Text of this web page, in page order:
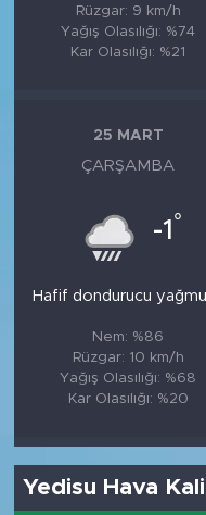
Rüzgar: 9 km/h
Yağış Olasılığı: %74
Kar Olasılığı: %21
25 MART
ÇARŞAMBA
-1 °
Hafif dondurucu
Nem: %86
Rüzgar: 10 km/h
Yağış Olasılığı: %68
Kar Olasılığı: %20
Yedisu Hava